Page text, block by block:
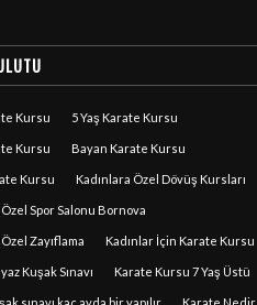
Kursu 5 Yaş Karate Kursu
Kursu Bayan Karate Kursu
Kursu Kadınlara Özel Dövüş Kursları
Spor Salonu Bornova
Zayıflama Kadınlar İçin Karate Kursu
Kuşak Sınavı Karate Kursu 7 Yaş Üstü
sınavı kaç ayda bir yapılır Karate Nedir